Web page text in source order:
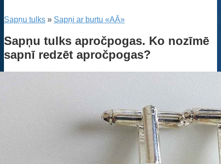
Sapņu tulks » Sapņi ar burtu «AĀ»
Sapņu tulks apročpogas. Ko nozīmē
sapnī redzēt apročpogas?